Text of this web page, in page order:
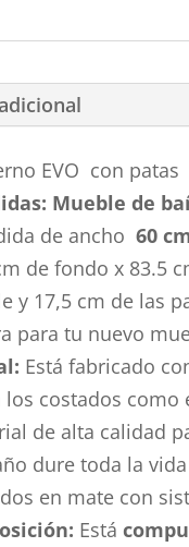
EVO con patas
Mueble de
de ancho 60
de fondo x 83.5
y 17,5 cm de las
para tu nuevo
Está fabricado
costados como
de alta calidad
dure toda la
en mate con
Está